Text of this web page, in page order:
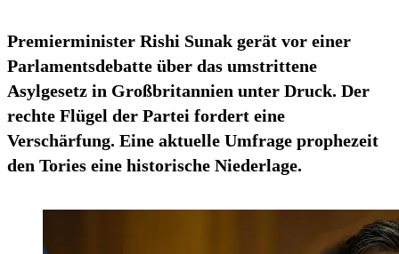
Premierminister Rishi Sunak gerät vor einer
Parlamentsdebatte über das umstrittene
Asylgesetz in Großbritannien unter Druck. Der
rechte Flügel der Partei fordert eine
Verschärfung. Eine aktuelle Umfrage prophezeit
den Tories eine historische Niederlage.